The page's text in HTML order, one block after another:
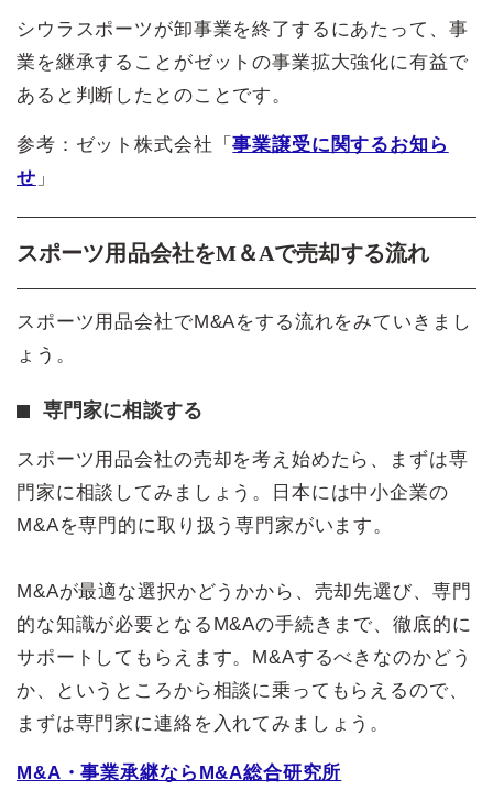
シウラスポーツが卸事業を終了するにあたって、事
業を継承することがゼットの事業拡大強化に有益で
あると判断したとのことです。
参考：ゼット株式会社「事業譲受に関するお知ら
せ 」
スポーツ用品会社をM＆Aで売却する流れ
スポーツ用品会社でM&Aをする流れをみていきまし
ょう。
専門家に相談する
スポーツ用品会社の売却を考え始めたら、まずは専
門家に相談してみましょう。日本には中小企業の
M&Aを専門的に取り扱う専門家がいます。
M&Aが最適な選択かどうかから、売却先選び、専門
的な知識が必要となるM&Aの手続きまで、徹底的に
サポートしてもらえます。M&Aするべきなのかどう
か、というところから相談に乗ってもらえるので、
まずは専門家に連絡を入れてみましょう。
M&A・事業承継ならM&A総合研究所